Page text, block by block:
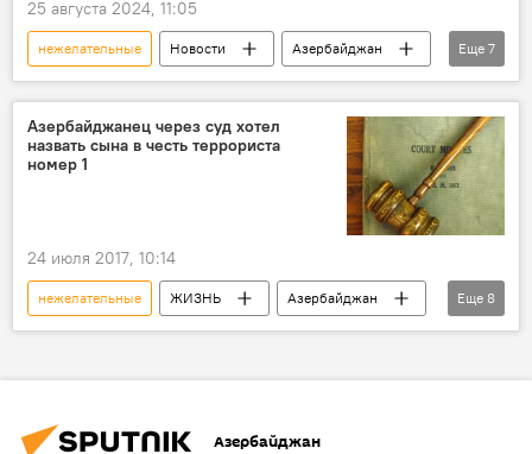
Единая Россия
25 августа 2024, 11:05
нежелательные Новости
Азербайджан
МИД АР
Айхан Гаджизаде
ПАСЕ
Делегация Азербайджана в ПАСЕ
Мандат
лица
Оскорбление
Еще 7
Азербайджанец через суд хотел
назвать сына в честь террориста
номер 1
24 июля 2017, 10:14
нежелательные ЖИЗНЬ
Азербайджан
Новости
Саялы Садыгова
Разрешенные
Еще 8
Азербайджан